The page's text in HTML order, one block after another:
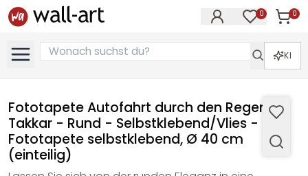
0 0
KI
Fototapete Autofahrt durch den Regen -
Takkar - Rund - Selbstklebend/Vlies -
Fototapete selbstklebend, Ø 40 cm
(einteilig)